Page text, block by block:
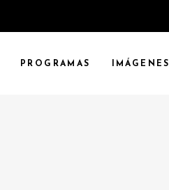
PROGRAMAS IMÁGENES